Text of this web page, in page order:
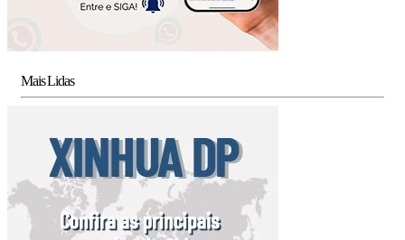
Mais Lidas